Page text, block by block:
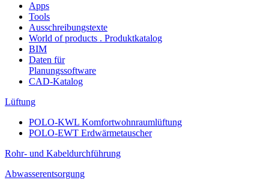
Apps
Tools
Ausschreibungstexte
World of products . Produktkatalog
BIM
Daten für
Planungssoftware
CAD-Katalog
Lüftung
POLO-KWL Komfortwohnraumlüftung
POLO-EWT Erdwärmetauscher
Rohr- und Kabeldurchführung
Abwasserentsorgung